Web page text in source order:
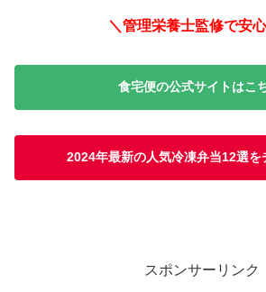
＼管理栄養士監修で安
食宅便の公式サイトはこ
2024年最新の人気冷凍弁当12選を
スポンサーリンク